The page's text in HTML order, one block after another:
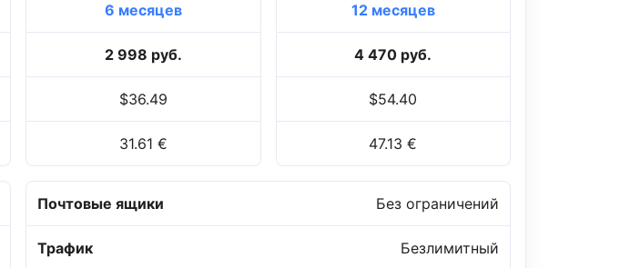
6 месяцев
2 998 руб.
$36.49
31.61 €
12 месяцев
4 470 руб.
$54.40
47.13 €
Почтовые ящики Без ограничений
Трафик Безлимитный